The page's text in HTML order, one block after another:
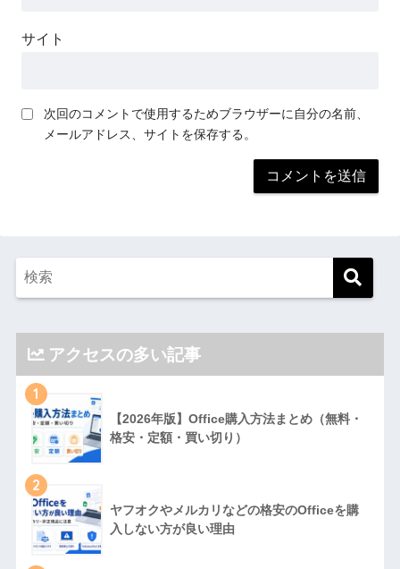
サイト
次回のコメントで使用するためブラウザーに自分の名前、
メールアドレス、サイトを保存する。
アクセスの多い記事
1
【2026年版】Office購入方法まとめ（無料・
格安・定額・買い切り）
2
ヤフオクやメルカリなどの格安のOfficeを購
入しない方が良い理由